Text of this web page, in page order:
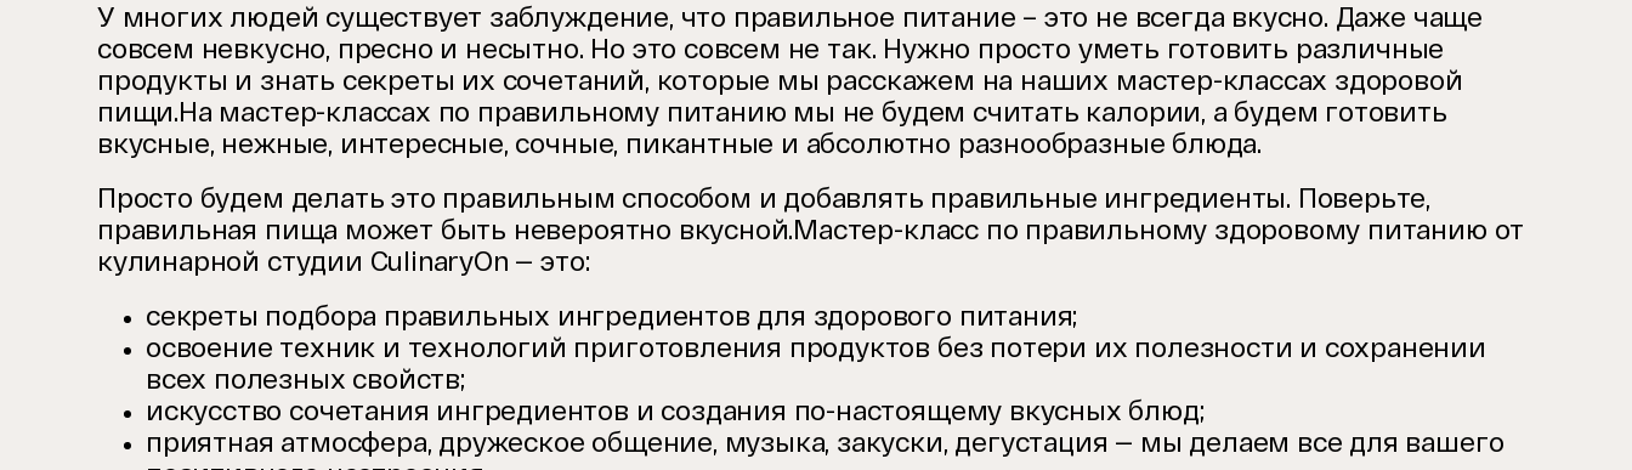
У многих людей существует заблуждение, что правильное питание – это не всегда вкусно. Даже чаще
совсем невкусно, пресно и несытно. Но это совсем не так. Нужно просто уметь готовить различные
продукты и знать секреты их сочетаний, которые мы расскажем на наших мастер-классах здоровой
пищи.На мастер-классах по правильному питанию мы не будем считать калории, а будем готовить
вкусные, нежные, интересные, сочные, пикантные и абсолютно разнообразные блюда.
Просто будем делать это правильным способом и добавлять правильные ингредиенты. Поверьте,
правильная пища может быть невероятно вкусной.Мастер-класс по правильному здоровому питанию от
кулинарной студии CulinaryOn — это:
секреты подбора правильных ингредиентов для здорового питания;
освоение техник и технологий приготовления продуктов без потери их полезности и сохранении
всех полезных свойств;
искусство сочетания ингредиентов и создания по-настоящему вкусных блюд;
приятная атмосфера, дружеское общение, музыка, закуски, дегустация — мы делаем все для вашего